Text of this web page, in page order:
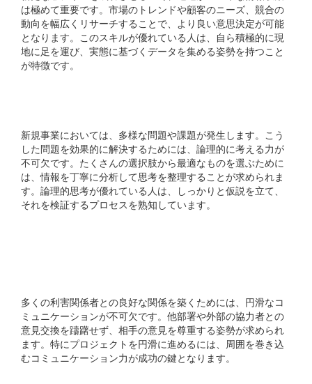
は極めて重要です。市場のトレンドや顧客のニーズ、競合の
動向を幅広くリサーチすることで、より良い意思決定が可能
となります。このスキルが優れている人は、自ら積極的に現
地に足を運び、実態に基づくデータを集める姿勢を持つこと
が特徴です。
新規事業においては、多様な問題や課題が発生します。こう
した問題を効果的に解決するためには、論理的に考える力が
不可欠です。たくさんの選択肢から最適なものを選ぶために
は、情報を丁寧に分析して思考を整理することが求められま
す。論理的思考が優れている人は、しっかりと仮説を立て、
それを検証するプロセスを熟知しています。
多くの利害関係者との良好な関係を築くためには、円滑なコ
ミュニケーションが不可欠です。他部署や外部の協力者との
意見交換を躊躇せず、相手の意見を尊重する姿勢が求められ
ます。特にプロジェクトを円滑に進めるには、周囲を巻き込
むコミュニケーション力が成功の鍵となります。